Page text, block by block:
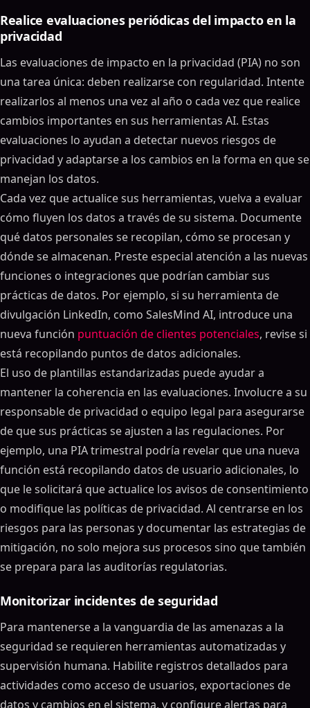
Realice evaluaciones periódicas del impacto en la
privacidad
Las evaluaciones de impacto en la privacidad (PIA) no son
una tarea única: deben realizarse con regularidad. Intente
realizarlos al menos una vez al año o cada vez que realice
cambios importantes en sus herramientas AI. Estas
evaluaciones lo ayudan a detectar nuevos riesgos de
privacidad y adaptarse a los cambios en la forma en que se
manejan los datos.
Cada vez que actualice sus herramientas, vuelva a evaluar
cómo fluyen los datos a través de su sistema. Documente
qué datos personales se recopilan, cómo se procesan y
dónde se almacenan. Preste especial atención a las nuevas
funciones o integraciones que podrían cambiar sus
prácticas de datos. Por ejemplo, si su herramienta de
divulgación LinkedIn, como SalesMind AI, introduce una
nueva función puntuación de clientes potenciales, revise si
está recopilando puntos de datos adicionales.
El uso de plantillas estandarizadas puede ayudar a
mantener la coherencia en las evaluaciones. Involucre a su
responsable de privacidad o equipo legal para asegurarse
de que sus prácticas se ajusten a las regulaciones. Por
ejemplo, una PIA trimestral podría revelar que una nueva
función está recopilando datos de usuario adicionales, lo
que le solicitará que actualice los avisos de consentimiento
o modifique las políticas de privacidad. Al centrarse en los
riesgos para las personas y documentar las estrategias de
mitigación, no solo mejora sus procesos sino que también
se prepara para las auditorías regulatorias.
Monitorizar incidentes de seguridad
Para mantenerse a la vanguardia de las amenazas a la
seguridad se requieren herramientas automatizadas y
supervisión humana. Habilite registros detallados para
actividades como acceso de usuarios, exportaciones de
datos y cambios en el sistema, y configure alertas para